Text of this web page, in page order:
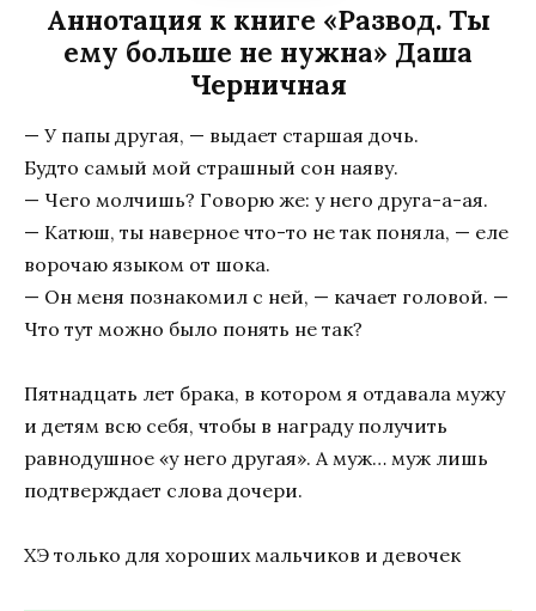
Аннотация к книге «Развод. Ты
ему больше не нужна» Даша
Черничная
— У папы другая, — выдает старшая дочь.
Будто самый мой страшный сон наяву.
— Чего молчишь? Говорю же: у него друга-а-ая.
— Катюш, ты наверное что-то не так поняла, — еле
ворочаю языком от шока.
— Он меня познакомил с ней, — качает головой. —
Что тут можно было понять не так?
Пятнадцать лет брака, в котором я отдавала мужу
и детям всю себя, чтобы в награду получить
равнодушное «у него другая». А муж… муж лишь
подтверждает слова дочери.
ХЭ только для хороших мальчиков и девочек